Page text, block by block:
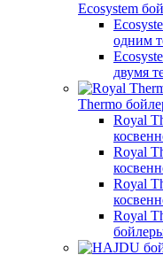
Ecosystem
одним
двумя
Thermo
Royal
Royal
Royal
Royal